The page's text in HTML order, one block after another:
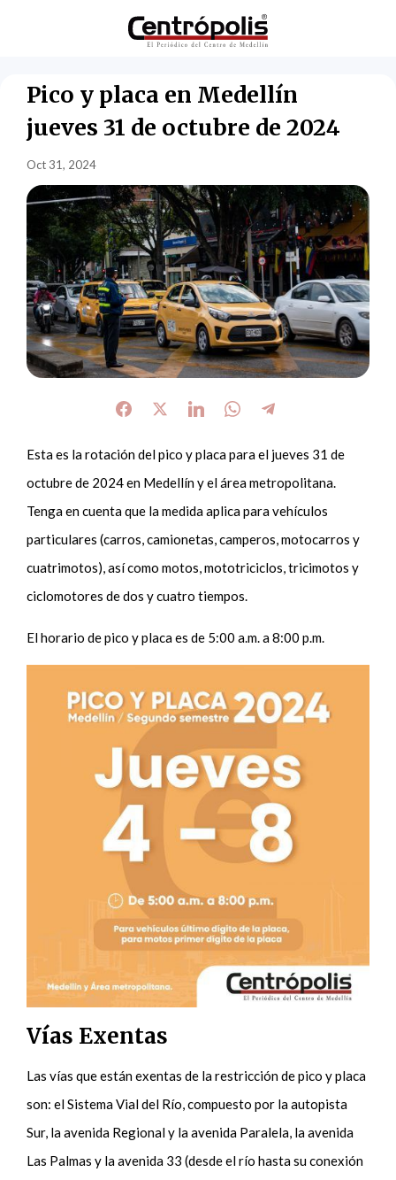
Pico y placa en Medellín
jueves 31 de octubre de 2024
Oct 31, 2024
Esta es la rotación del pico y placa para el jueves 31 de
octubre de 2024 en Medellín y el área metropolitana.
Tenga en cuenta que la medida aplica para vehículos
particulares (carros, camionetas, camperos, motocarros y
cuatrimotos), así como motos, mototriciclos, tricimotos y
ciclomotores de dos y cuatro tiempos.
El horario de pico y placa es de 5:00 a.m. a 8:00 p.m.
Vías Exentas
Las vías que están exentas de la restricción de pico y placa
son: el Sistema Vial del Río, compuesto por la autopista
Sur, la avenida Regional y la avenida Paralela, la avenida
Las Palmas y la avenida 33 (desde el río hasta su conexión